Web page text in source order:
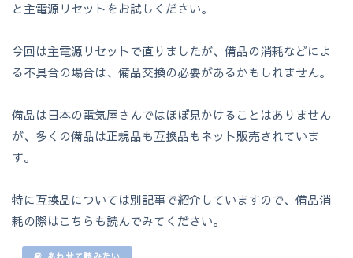
と主電源リセットをお試しください。
今回は主電源リセットで直りましたが、備品の消耗などによ
る不具合の場合は、備品交換の必要があるかもしれません。
備品は日本の電気屋さんではほぼ見かけることはありません
が、多くの備品は正規品も互換品もネット販売されていま
す。
特に互換品については別記事で紹介していますので、備品消
耗の際はこちらも読んでみてください。